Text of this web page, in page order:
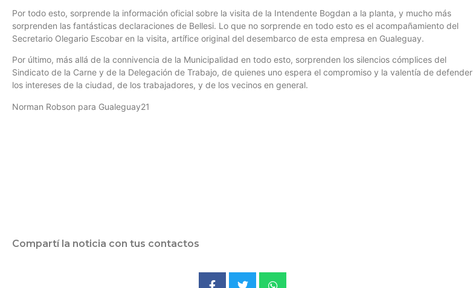
Por todo esto, sorprende la información oficial sobre la visita de la Intendente Bogdan a la planta, y mucho más
sorprenden las fantásticas declaraciones de Bellesi. Lo que no sorprende en todo esto es el acompañamiento del
Secretario Olegario Escobar en la visita, artífice original del desembarco de esta empresa en Gualeguay.
Por último, más allá de la connivencia de la Municipalidad en todo esto, sorprenden los silencios cómplices del
Sindicato de la Carne y de la Delegación de Trabajo, de quienes uno espera el compromiso y la valentía de defender
los intereses de la ciudad, de los trabajadores, y de los vecinos en general.
Norman Robson para Gualeguay21
Compartí la noticia con tus contactos